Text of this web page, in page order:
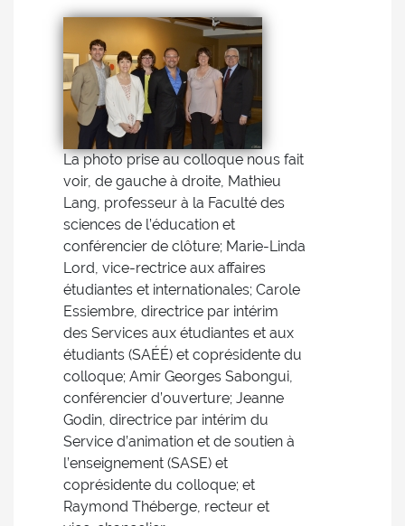
La photo prise au colloque nous fait
voir, de gauche à droite, Mathieu
Lang, professeur à la Faculté des
sciences de l’éducation et
conférencier de clôture; Marie-Linda
Lord, vice-rectrice aux affaires
étudiantes et internationales; Carole
Essiembre, directrice par intérim
des Services aux étudiantes et aux
étudiants (SAÉÉ) et coprésidente du
colloque; Amir Georges Sabongui,
conférencier d’ouverture; Jeanne
Godin, directrice par intérim du
Service d’animation et de soutien à
l’enseignement (SASE) et
coprésidente du colloque; et
Raymond Théberge, recteur et